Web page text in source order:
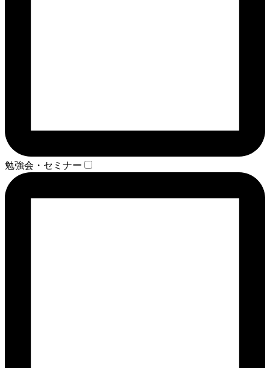
勉強会・セミナー